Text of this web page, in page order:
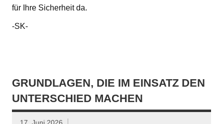
für Ihre Sicherheit da.
-SK-
GRUNDLAGEN, DIE IM EINSATZ DEN
UNTERSCHIED MACHEN